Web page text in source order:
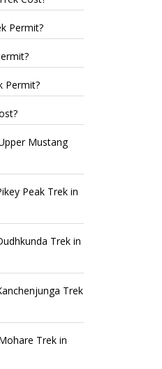
Permit?
Permit?
Mustang
Peak Trek in
Trek in
Trek
Trek in